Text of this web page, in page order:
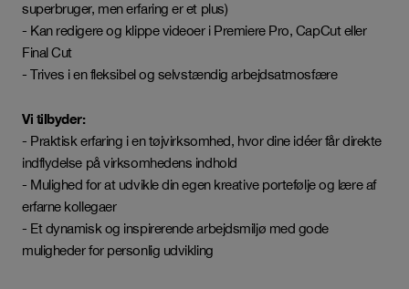
superbruger, men erfaring er et plus)
- Kan redigere og klippe videoer i Premiere Pro, CapCut eller
Final Cut
- Trives i en fleksibel og selvstændig arbejdsatmosfære
Vi tilbyder:
- Praktisk erfaring i en tøjvirksomhed, hvor dine idéer får direkte
indflydelse på virksomhedens indhold
- Mulighed for at udvikle din egen kreative portefølje og lære af
erfarne kollegaer
- Et dynamisk og inspirerende arbejdsmiljø med gode
muligheder for personlig udvikling